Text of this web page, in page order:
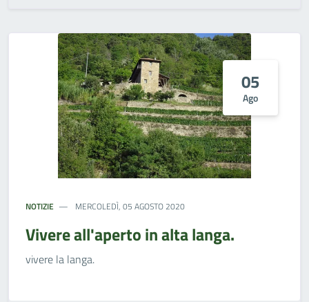
05
Ago
NOTIZIE MERCOLEDÌ, 05 AGOSTO 2020
Vivere all'aperto in alta langa.
vivere la langa.